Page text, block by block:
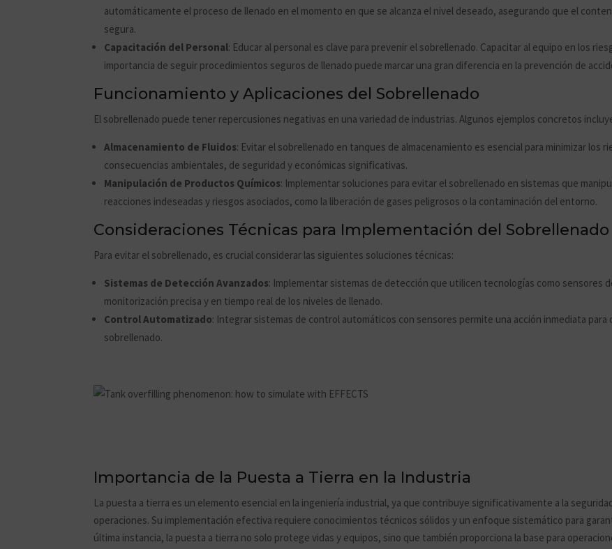
automáticamente el proceso de llenado en el momento en que se alcanza el nivel deseado, asegurando que el
segura.
Capacitación del Personal: Educar al personal es clave para prevenir el sobrellenado. Capacitar al equipo en los
importancia de seguir procedimientos seguros de llenado puede marcar una gran diferencia en la prevención de
Funcionamiento y Aplicaciones del Sobrellenado
El sobrellenado puede tener repercusiones negativas en una variedad de industrias. Algunos ejemplos concretos
Almacenamiento de Fluidos: Evitar el sobrellenado en tanques de almacenamiento es esencial para minimizar los
consecuencias ambientales, de seguridad y económicas significativas.
Manipulación de Productos Químicos: Implementar soluciones para evitar el sobrellenado en sistemas que
reacciones indeseadas y riesgos asociados, como la liberación de gases peligrosos o la contaminación del entorno.
Consideraciones Técnicas para Implementación del Sobrellenado
Para evitar el sobrellenado, es crucial considerar las siguientes soluciones técnicas:
Sistemas de Detección Avanzados: Implementar sistemas de detección que utilicen tecnologías como sensores
monitorización precisa y en tiempo real de los niveles de llenado.
Control Automatizado: Integrar sistemas de control automáticos con sensores permite una acción inmediata
sobrellenado.
Importancia de la Puesta a Tierra en la Industria
La puesta a tierra es un elemento esencial en la ingeniería industrial, ya que contribuye significativamente a la
operaciones. Su implementación efectiva requiere conocimientos técnicos sólidos y un enfoque sistemático para
última instancia, la puesta a tierra no solo protege vidas y equipos, sino que también proporciona la base para